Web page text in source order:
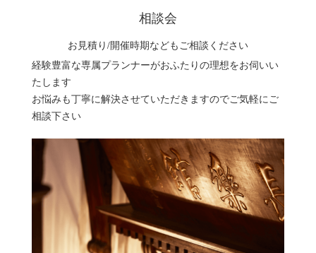
相談会
お見積り/開催時期などもご相談ください
経験豊富な専属プランナーがおふたりの理想をお伺いい
たします
お悩みも丁寧に解決させていただきますのでご気軽にご
相談下さい